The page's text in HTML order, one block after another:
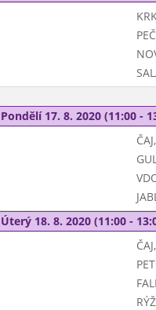
Pondělí 17. 8. 2020 (11:00 -
Úterý 18. 8. 2020 (11:00 -